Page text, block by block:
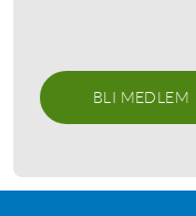
BLI MEDLEM